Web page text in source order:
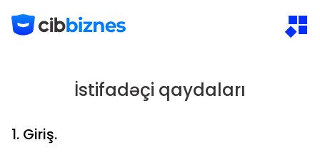
İstifadəçi qaydaları
1. Giriş.